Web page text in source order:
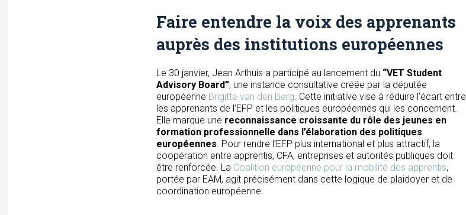
Faire entendre la voix des apprenants
auprès des institutions européennes
Le 30 janvier, Jean Arthuis a participé au lancement du “VET Student
Advisory Board”, une instance consultative créée par la députée
européenne Brigitte van den Berg. Cette initiative vise à réduire l’écart entre
les apprenants de l’EFP et les politiques européennes qui les concernent.
Elle marque une reconnaissance croissante du rôle des jeunes en
formation professionnelle dans l’élaboration des politiques
européennes. Pour rendre l’EFP plus international et plus attractif, la
coopération entre apprentis, CFA, entreprises et autorités publiques doit
être renforcée. La Coalition européenne pour la mobilité des apprentis,
portée par EAM, agit précisément dans cette logique de plaidoyer et de
coordination européenne.